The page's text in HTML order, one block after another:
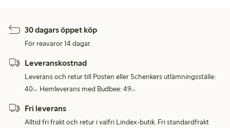
30 dagars öppet köp
För reavaror 14 dagar.
Leveranskostnad
Leverans och retur till Posten eller Schenkers utlämningsställe:
40:-. Hemleverans med Budbee: 49:-.
Fri leverans
Alltid fri frakt och retur i valfri Lindex-butik. Fri standardfrakt